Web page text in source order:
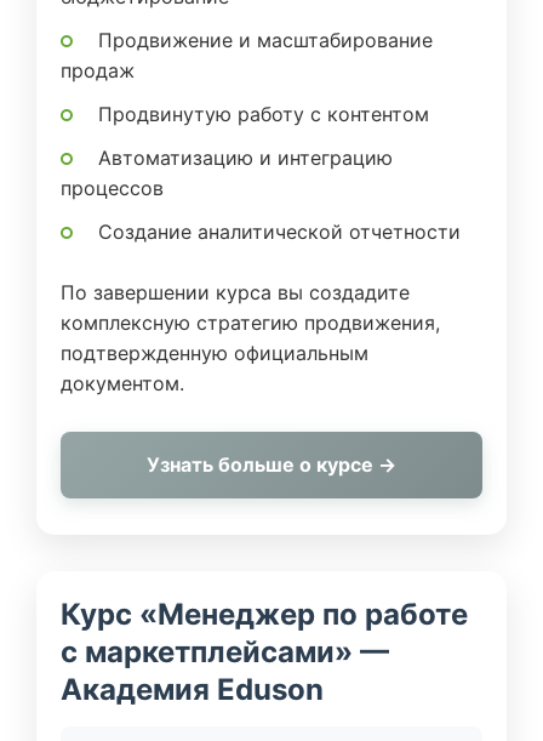
Продвижение и масштабирование
продаж
Продвинутую работу с контентом
Автоматизацию и интеграцию
процессов
Создание аналитической отчетности
По завершении курса вы создадите
комплексную стратегию продвижения,
подтвержденную официальным
документом.
Узнать больше о курсе →
Курс «Менеджер по работе
с маркетплейсами» —
Академия Eduson